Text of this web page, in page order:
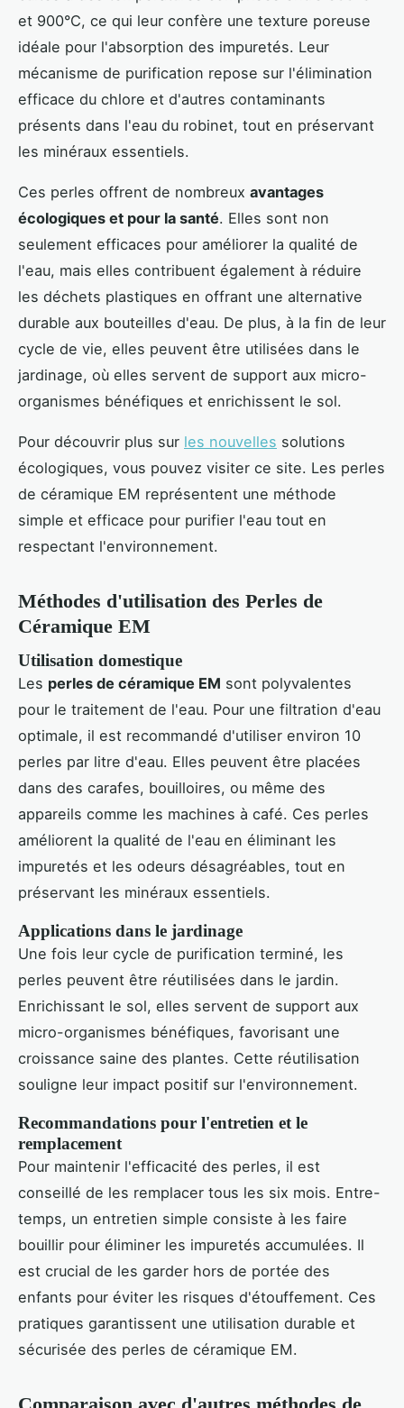
et 900°C, ce qui leur confère une texture poreuse
idéale pour l'absorption des impuretés. Leur
mécanisme de purification repose sur l'élimination
efficace du chlore et d'autres contaminants
présents dans l'eau du robinet, tout en préservant
les minéraux essentiels.
Ces perles offrent de nombreux avantages
écologiques et pour la santé. Elles sont non
seulement efficaces pour améliorer la qualité de
l'eau, mais elles contribuent également à réduire
les déchets plastiques en offrant une alternative
durable aux bouteilles d'eau. De plus, à la fin de leur
cycle de vie, elles peuvent être utilisées dans le
jardinage, où elles servent de support aux micro-
organismes bénéfiques et enrichissent le sol.
Pour découvrir plus sur les nouvelles solutions
écologiques, vous pouvez visiter ce site. Les perles
de céramique EM représentent une méthode
simple et efficace pour purifier l'eau tout en
respectant l'environnement.
Méthodes d'utilisation des Perles de
Céramique EM
Utilisation domestique
Les perles de céramique EM sont polyvalentes
pour le traitement de l'eau. Pour une filtration d'eau
optimale, il est recommandé d'utiliser environ 10
perles par litre d'eau. Elles peuvent être placées
dans des carafes, bouilloires, ou même des
appareils comme les machines à café. Ces perles
améliorent la qualité de l'eau en éliminant les
impuretés et les odeurs désagréables, tout en
préservant les minéraux essentiels.
Applications dans le jardinage
Une fois leur cycle de purification terminé, les
perles peuvent être réutilisées dans le jardin.
Enrichissant le sol, elles servent de support aux
micro-organismes bénéfiques, favorisant une
croissance saine des plantes. Cette réutilisation
souligne leur impact positif sur l'environnement.
Recommandations pour l'entretien et le
remplacement
Pour maintenir l'efficacité des perles, il est
conseillé de les remplacer tous les six mois. Entre-
temps, un entretien simple consiste à les faire
bouillir pour éliminer les impuretés accumulées. Il
est crucial de les garder hors de portée des
enfants pour éviter les risques d'étouffement. Ces
pratiques garantissent une utilisation durable et
sécurisée des perles de céramique EM.